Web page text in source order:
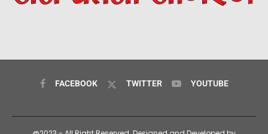
FACEBOOK TWITTER YOUTUBE